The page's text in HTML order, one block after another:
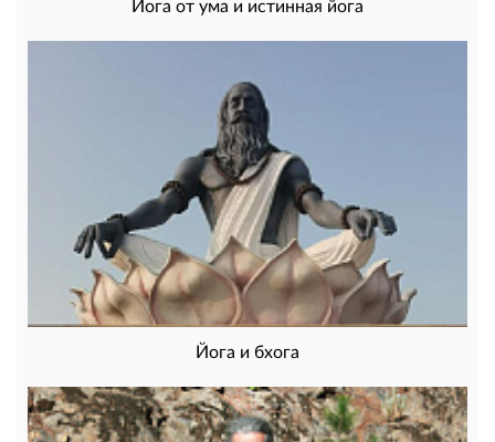
Йога от ума и истинная йога
Йога и бхога